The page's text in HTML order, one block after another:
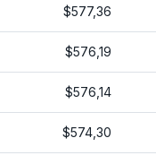
$577,36
$576,19
$576,14
$574,30